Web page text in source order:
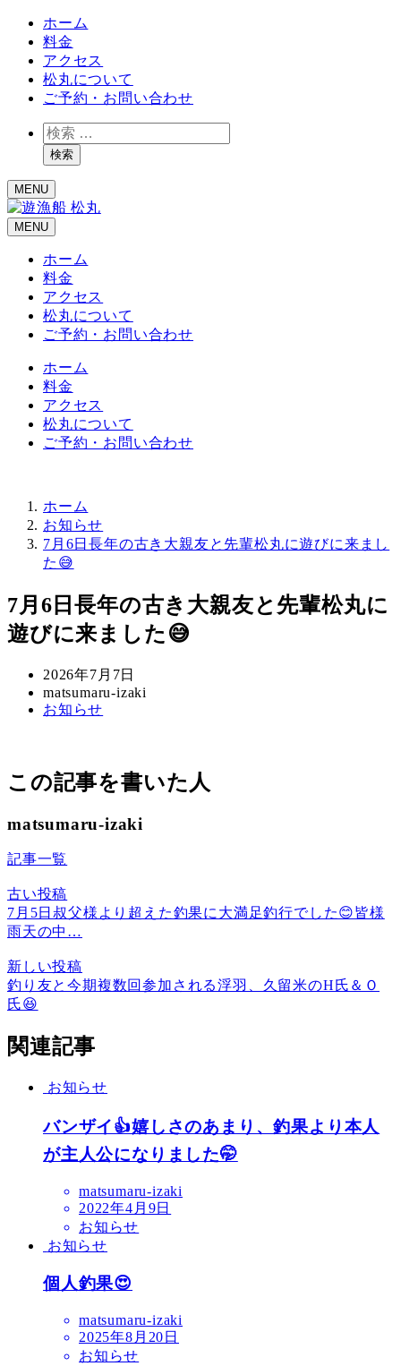
ホーム
料金
アクセス
松丸について
ご予約・お問い合わせ
検
索検索
MENU
MENU
ホーム
料金
アクセス
松丸について
ご予約・お問い合わせ
ホーム
料金
アクセス
松丸について
ご予約・お問い合わせ
ホーム
お知らせ
7月6日長年の古き大親友と先輩松丸に遊びに来まし
た😅
7月6日長年の古き大親友と先輩松丸に
遊びに来ました😅
投
稿
日
2026年7月7日
著
者
matsumaru-izaki
カ
ー
お知らせ
この記事を書いた人
matsumaru-izaki
記事一覧
古い投稿
7月5日叔父様より超えた釣果に大満足釣行でした😊皆様
雨天の中…
新しい投稿
釣り友と今期複数回参加される浮羽、久留米のH氏＆Ｏ
氏😆
関連記事
お知らせ
バンザイ👍嬉しさのあまり、釣果より本人
が主人公になりました🤭
matsumaru-izaki
2022年4月9日
お知らせ
お知らせ
個人釣果😍
matsumaru-izaki
2025年8月20日
お知らせ